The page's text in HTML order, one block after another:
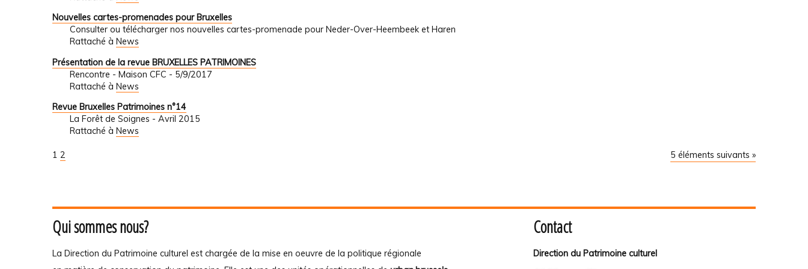
Nouvelles cartes-promenades pour Bruxelles
Consulter ou télécharger nos nouvelles cartes-promenade pour Neder-Over-Heembeek et Haren
Rattaché à News
Présentation de la revue BRUXELLES PATRIMOINES
Rencontre - Maison CFC - 5/9/2017
Rattaché à News
Revue Bruxelles Patrimoines n°14
La Forêt de Soignes - Avril 2015
Rattaché à News
5 éléments suivants »
1 2
Qui sommes nous?
La Direction du Patrimoine culturel est chargée de la mise en oeuvre de la politique régionale
Contact
Direction du Patrimoine culturel